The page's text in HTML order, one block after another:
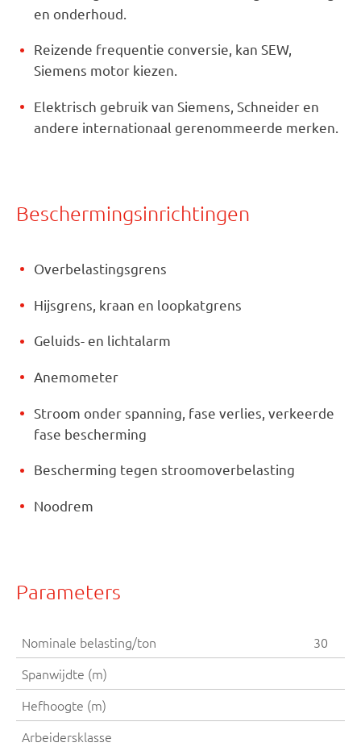
en onderhoud.
Reizende frequentie conversie, kan SEW,
Siemens motor kiezen.
Elektrisch gebruik van Siemens, Schneider en
andere internationaal gerenommeerde merken.
Beschermingsinrichtingen
Overbelastingsgrens
Hijsgrens, kraan en loopkatgrens
Geluids- en lichtalarm
Anemometer
Stroom onder spanning, fase verlies, verkeerde
fase bescherming
Bescherming tegen stroomoverbelasting
Noodrem
Parameters
Nominale belasting/ton
30
Spanwijdte (m)
Hefhoogte (m)
Arbeidersklasse